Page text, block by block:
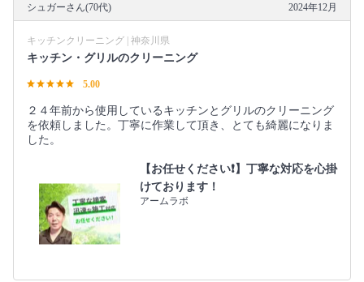
シュガーさん(70代) 2024年12月
キッチンクリーニング | 神奈川県
キッチン・グリルのクリーニング
5.00
２４年前から使用しているキッチンとグリルのクリーニング
を依頼しました。丁寧に作業して頂き、とても綺麗になりま
した。
【お任せください❗️】丁寧な対応を心掛
けております！
アームラボ